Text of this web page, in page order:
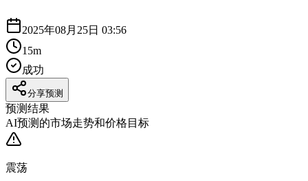
2025年08月25日 03:56
15m
成功
分享预测
预测结果
AI预测的市场走势和价格目标
震荡